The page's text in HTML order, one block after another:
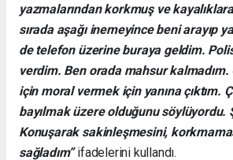
yazmalarından korkmuş ve
sırada aşağı inemeyince beni arayıp
de telefon üzerine buraya geldim.
verdim. Ben orada mahsur
için moral vermek için yanına çıktım.
bayılmak üzere olduğunu söylüyordu.
Konuşarak sakinleşmesini,
sağladım”ifadelerini kullandı.